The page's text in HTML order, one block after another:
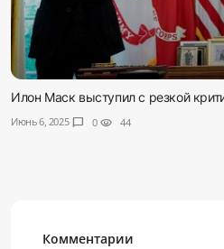
Илон Маск выступил с резкой
Июнь 6, 2025 chat_bubble 0 visibility 44
Комментарии